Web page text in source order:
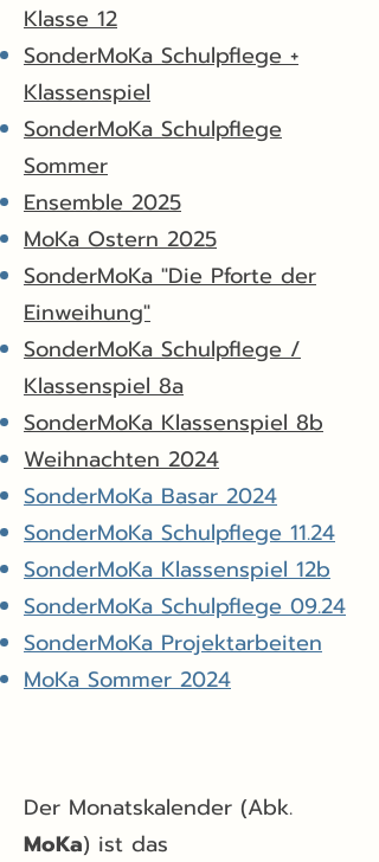
Klasse 12
SonderMoKa Schulpflege +
Klassenspiel
SonderMoKa Schulpflege
Sommer
Ensemble 2025
MoKa Ostern 2025
SonderMoKa "Die Pforte der
Einweihung"
SonderMoKa Schulpflege /
Klassenspiel 8a
SonderMoKa Klassenspiel 8b
Weihnachten 2024
SonderMoKa Basar 2024
SonderMoKa Schulpflege 11.24
SonderMoKa Klassenspiel 12b
SonderMoKa Schulpflege 09.24
SonderMoKa Projektarbeiten
MoKa Sommer 2024
Der Monatskalender (Abk.
MoKa) ist das